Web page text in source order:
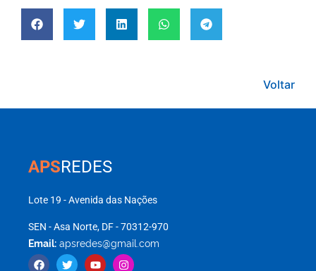
Voltar
APSREDES
Lote 19 - Avenida das Nações
SEN - Asa Norte, DF - 70312-970
Email: apsredes@gmail.com